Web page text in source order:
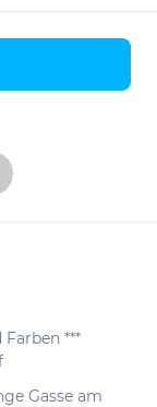
***
Gasse am